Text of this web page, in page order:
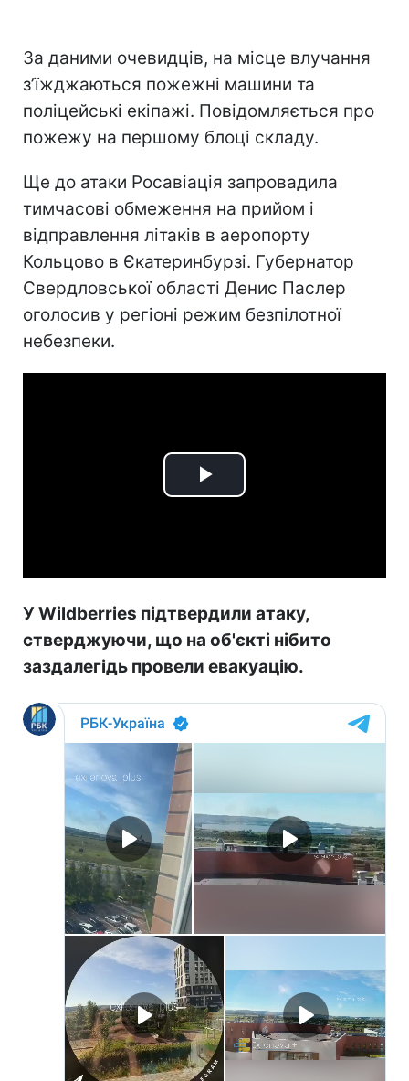
За даними очевидців, на місце влучання
зʼїжджаються пожежні машини та
поліцейські екіпажі. Повідомляється про
пожежу на першому блоці складу.
Ще до атаки Росавіація запровадила
тимчасові обмеження на прийом і
відправлення літаків в аеропорту
Кольцово в Єкатеринбурзі. Губернатор
Свердловської області Денис Паслер
оголосив у регіоні режим безпілотної
небезпеки.
Play
У Wildberries підтвердили атаку,
стверджуючи, що на об'єкті нібито
заздалегідь провели евакуацію.